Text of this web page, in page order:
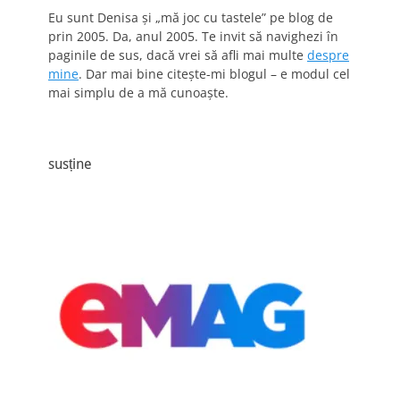
Eu sunt Denisa și „mă joc cu tastele” pe blog de
prin 2005. Da, anul 2005. Te invit să navighezi în
paginile de sus, dacă vrei să afli mai multe despre
mine. Dar mai bine citește-mi blogul – e modul cel
mai simplu de a mă cunoaște.
susține